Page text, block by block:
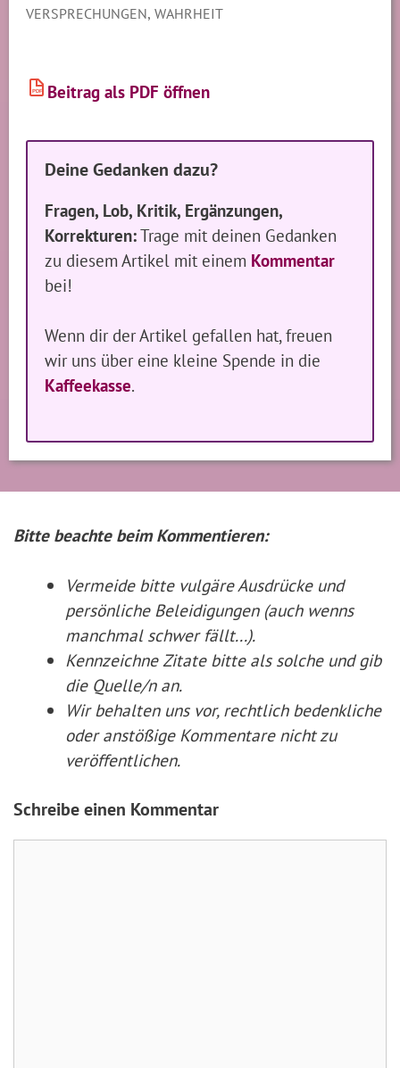
VERSPRECHUNGEN,WAHRHEIT
PDF Beitrag als PDF öffnen
Deine Gedanken dazu?
Fragen, Lob, Kritik, Ergänzungen,
Korrekturen:Trage mit deinen Gedanken
zu diesem Artikel mit einem Kommentar
bei!
Wenn dir der Artikel gefallen hat, freuen
wir uns über eine kleine Spende in die
Kaffeekasse.
Bitte beachte beim Kommentieren:
Vermeide bitte vulgäre Ausdrücke und
persönliche Beleidigungen (auch wenns
manchmal schwer fällt...).
Kennzeichne Zitate bitte als solche und gib
die Quelle/n an.
Wir behalten uns vor, rechtlich bedenkliche
oder anstößige Kommentare nicht zu
veröffentlichen.
Schreibe einen Kommentar